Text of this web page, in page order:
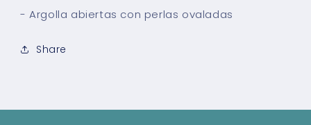
- Argolla abiertas con perlas ovaladas
Share